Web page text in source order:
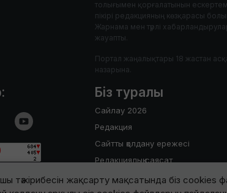
тәжірибесін жақсарту мақсатында біз cookies
толығымен қорғалатынын
пікірі редакцияның көзқарасы
Жарнама мен түрлі
жауапты.
Портал жаңалықтары 18 жастан
назарына.
Біз туралы
Сайлау 2026
Редакция
Сайтты қолдану ережесі
Редакциялық саясат